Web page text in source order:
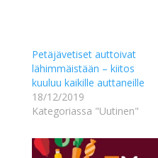
Petäjävetiset auttoivat
lähimmäistään – kiitos
kuuluu kaikille auttaneille
18/12/2019
Kategoriassa "Uutinen"